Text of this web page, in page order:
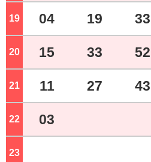
19 04 19 33
20 15 33 52
21 11 27 43
22 03
23